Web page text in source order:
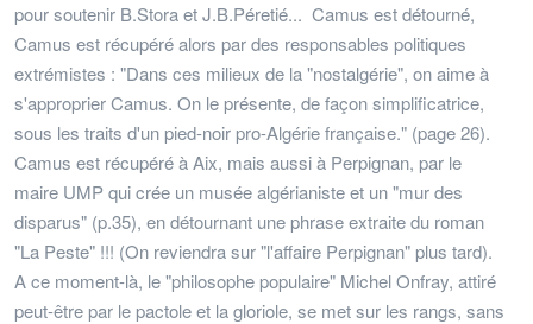
pour soutenir B.Stora et J.B.Péretié... Camus est détourné,
Camus est récupéré alors par des responsables politiques
extrémistes : "Dans ces milieux de la "nostalgérie", on aime à
s'approprier Camus. On le présente, de façon simplificatrice,
sous les traits d'un pied-noir pro-Algérie française." (page 26).
Camus est récupéré à Aix, mais aussi à Perpignan, par le
maire UMP qui crée un musée algérianiste et un "mur des
disparus" (p.35), en détournant une phrase extraite du roman
"La Peste" !!! (On reviendra sur "l'affaire Perpignan" plus tard).
A ce moment-là, le "philosophe populaire" Michel Onfray, attiré
peut-être par le pactole et la gloriole, se met sur les rangs, sans